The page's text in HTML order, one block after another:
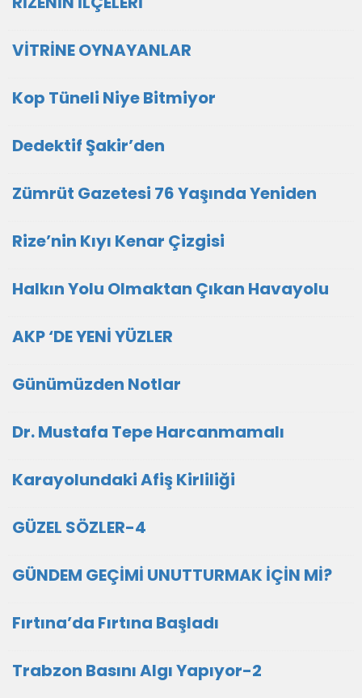
VİTRİNE OYNAYANLAR
Kop Tüneli Niye Bitmiyor
Dedektif Şakir’den
Zümrüt Gazetesi 76 Yaşında Yeniden
Rize’nin Kıyı Kenar Çizgisi
Halkın Yolu Olmaktan Çıkan Havayolu
AKP ‘DE YENİ YÜZLER
Günümüzden Notlar
Dr. Mustafa Tepe Harcanmamalı
Karayolundaki Afiş Kirliliği
GÜZEL SÖZLER-4
GÜNDEM GEÇİMİ UNUTTURMAK İÇİN Mİ?
Fırtına’da Fırtına Başladı
Trabzon Basını Algı Yapıyor-2